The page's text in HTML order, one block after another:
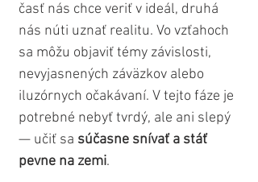
časť nás chce veriť v ideál, druhá
nás núti uznať realitu. Vo vzťahoch
sa môžu objaviť témy závislosti,
nevyjasnených záväzkov alebo
iluzórnych očakávaní. V tejto fáze je
potrebné nebyť tvrdý, ale ani slepý
— učiť sa súčasne snívať a stáť
pevne na zemi.